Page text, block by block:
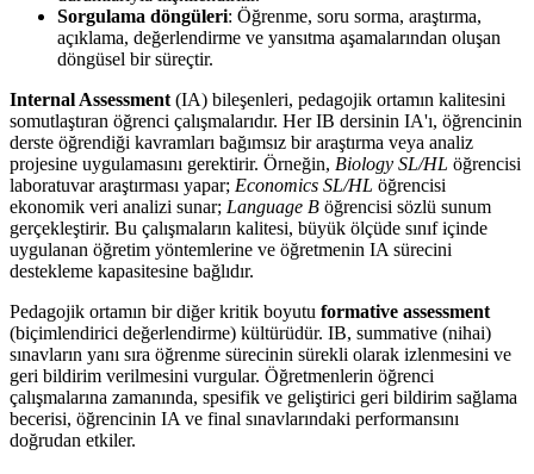
Sorgulama döngüleri: Öğrenme, soru sorma, araştırma,
açıklama, değerlendirme ve yansıtma aşamalarından oluşan
döngüsel bir süreçtir.
Internal Assessment (IA) bileşenleri, pedagojik ortamın kalitesini
somutlaştıran öğrenci çalışmalarıdır. Her IB dersinin IA'ı, öğrencinin
derste öğrendiği kavramları bağımsız bir araştırma veya analiz
projesine uygulamasını gerektirir. Örneğin, Biology SL/HL öğrencisi
laboratuvar araştırması yapar; Economics SL/HL öğrencisi
ekonomik veri analizi sunar; Language B öğrencisi sözlü sunum
gerçekleştirir. Bu çalışmaların kalitesi, büyük ölçüde sınıf içinde
uygulanan öğretim yöntemlerine ve öğretmenin IA sürecini
destekleme kapasitesine bağlıdır.
Pedagojik ortamın bir diğer kritik boyutu formative assessment
(biçimlendirici değerlendirme) kültürüdür. IB, summative (nihai)
sınavların yanı sıra öğrenme sürecinin sürekli olarak izlenmesini ve
geri bildirim verilmesini vurgular. Öğretmenlerin öğrenci
çalışmalarına zamanında, spesifik ve geliştirici geri bildirim sağlama
becerisi, öğrencinin IA ve final sınavlarındaki performansını
doğrudan etkiler.